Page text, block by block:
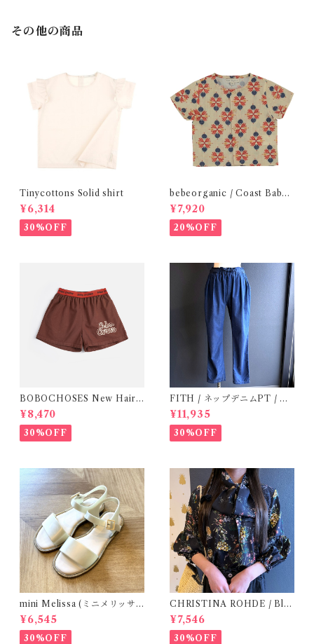
その他の商品
Tinycottons Solid shirt
¥6,314
30%OFF
bebeorganic / Coast Baby
Shirt Under The Sea ( 24m)
¥7,920
20%OFF
BOBOCHOSES New Hairli
ne denim bermuda shorts /
2-6Y
¥8,470
30%OFF
FITH / ネップデニムPT / サ
イズ2
¥11,935
30%OFF
mini Melissa (ミニメリッサ)
/ MAR SANDAL
¥6,545
30%OFF
CHRISTINA ROHDE / Blo
use ( 12-14Y)
¥7,546
30%OFF